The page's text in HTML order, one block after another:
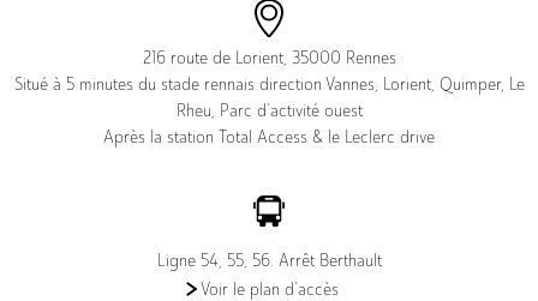
SAV
216 route de Lorient, 35000 Rennes
Situé à 5 minutes du stade rennais direction Vannes, Lorient, Quimper, Le
Rheu, Parc d’activité ouest
Après la station Total Access & le Leclerc drive
Ligne 54, 55, 56. Arrêt Berthault
Voir le plan d’accès